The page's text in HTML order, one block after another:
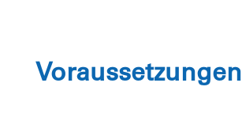
Voraussetzungen